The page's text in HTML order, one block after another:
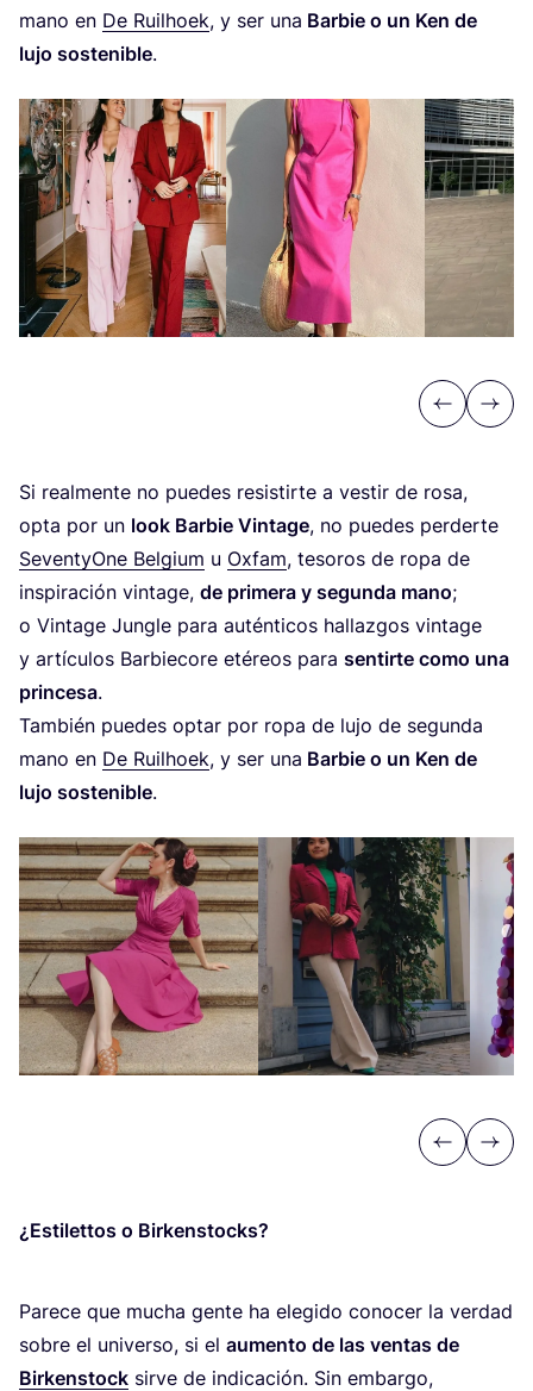
mano en De Ruilhoek, y ser una Bar­bie o un Ken de
lujo sos­te­ni­ble.
Previous
Next
Si real­men­te no pue­des resis­tir­te a ves­tir de rosa,
opta por un look Bar­bie Vin­ta­ge, no pue­des per­der­te
Sevent­yO­ne Bel­gium u Oxfam, teso­ros de ropa de
ins­pi­ra­ción vin­ta­ge, de pri­me­ra y segun­da mano;
o Vin­ta­ge Jun­gle para autén­ti­cos hallaz­gos vin­ta­ge
y artícu­los Bar­bie­co­re eté­reos para sen­tir­te como una
prin­ce­sa.
Tam­bién pue­des optar por ropa de lujo de segun­da
mano en De Ruilhoek, y ser una Bar­bie o un Ken de
lujo sos­te­ni­ble.
Previous
Next
¿Esti­let­tos o Birkenstocks?
Pare­ce que mucha gen­te ha ele­gi­do cono­cer la ver­dad
sobre el uni­ver­so, si el aumen­to de las ven­tas de
Bir­kens­tock sir­ve de indi­ca­ción. Sin embar­go,